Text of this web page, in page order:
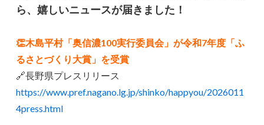
ら、嬉しいニュースが届きました！
👏木島平村「奥信濃100実行委員会」が令和7年度「ふ
るさとづくり大賞」を受賞
🔗長野県プレスリリース
https://www.pref.nagano.lg.jp/shinko/happyou/2026011
4press.html